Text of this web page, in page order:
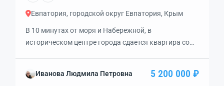
Евпатория, городской округ Евпатория, Крым
В 10 минутах от моря и Набережной, в
историческом центре города сдается квартира со
Автономное отопление. В двух остановках
Иванова Людмила Петровна 5 200 000 ₽